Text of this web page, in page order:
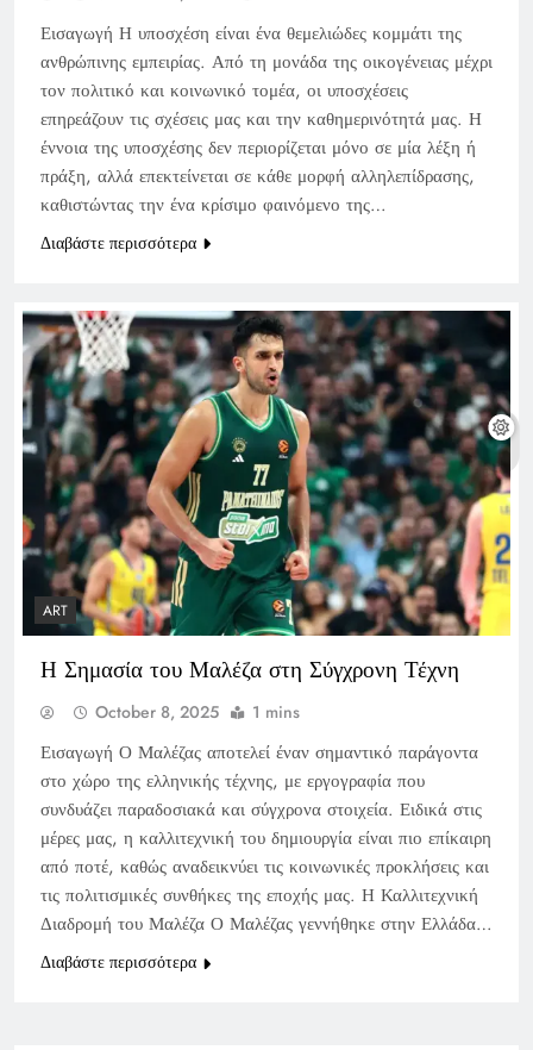
Εισαγωγή Η υποσχέση είναι ένα θεμελιώδες κομμάτι της
ανθρώπινης εμπειρίας. Από τη μονάδα της οικογένειας μέχρι
τον πολιτικό και κοινωνικό τομέα, οι υποσχέσεις
επηρεάζουν τις σχέσεις μας και την καθημερινότητά μας. Η
έννοια της υποσχέσης δεν περιορίζεται μόνο σε μία λέξη ή
πράξη, αλλά επεκτείνεται σε κάθε μορφή αλληλεπίδρασης,
καθιστώντας την ένα κρίσιμο φαινόμενο της…
Διαβάστε περισσότερα
ART
Η Σημασία του Μαλέζα στη Σύγχρονη Τέχνη
October 8, 2025 1 mins
Εισαγωγή Ο Μαλέζας αποτελεί έναν σημαντικό παράγοντα
στο χώρο της ελληνικής τέχνης, με εργογραφία που
συνδυάζει παραδοσιακά και σύγχρονα στοιχεία. Ειδικά στις
μέρες μας, η καλλιτεχνική του δημιουργία είναι πιο επίκαιρη
από ποτέ, καθώς αναδεικνύει τις κοινωνικές προκλήσεις και
τις πολιτισμικές συνθήκες της εποχής μας. Η Καλλιτεχνική
Διαδρομή του Μαλέζα Ο Μαλέζας γεννήθηκε στην Ελλάδα…
Διαβάστε περισσότερα